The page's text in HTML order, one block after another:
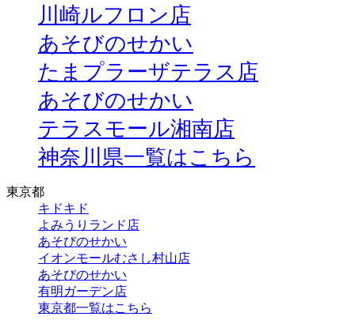
川崎ルフロン店
あそびのせかい
たまプラーザテラス店
あそびのせかい
テラスモール湘南店
神奈川県一覧はこちら
東京都
キドキド
よみうりランド店
あそびのせかい
イオンモールむさし村山店
あそびのせかい
有明ガーデン店
東京都一覧はこちら